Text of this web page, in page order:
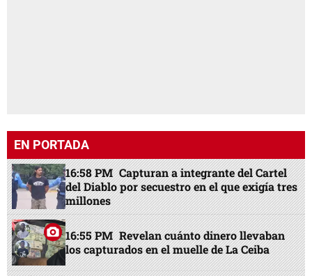
EN PORTADA
16:58 PM Capturan a integrante del Cartel
del Diablo por secuestro en el que exigía tres
millones
16:55 PM Revelan cuánto dinero llevaban
los capturados en el muelle de La Ceiba